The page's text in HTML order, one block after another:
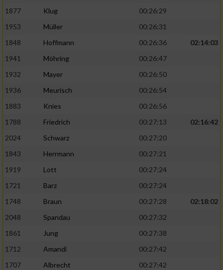
1877
Klug
00:26:29
1953
Müller
00:26:31
1848
Hoffmann 00:26:36
02:14:03
1941
Möhring
00:26:47
1932
Mayer
00:26:50
1936
Meurisch
00:26:54
1883
Knies
00:26:56
1788
Friedrich 00:27:13
02:16:42
2024
Schwarz
00:27:20
1843
Herrmann
00:27:21
1919
Lott
00:27:24
1721
Barz
00:27:24
1748
Braun 00:27:28
02:18:02
2048
Spandau
00:27:32
1861
Jung
00:27:38
1712
Amandi
00:27:42
1707
Albrecht
00:27:42